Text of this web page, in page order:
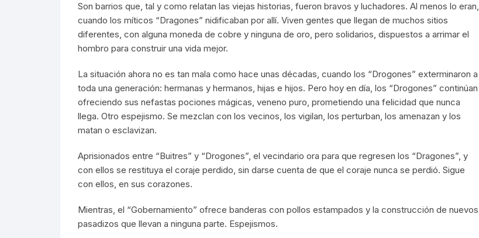
Son barrios que, tal y como relatan las viejas historias, fueron bravos y luchadores. Al menos lo eran,
cuando los míticos “Dragones” nidificaban por allí. Viven gentes que llegan de muchos sitios
diferentes, con alguna moneda de cobre y ninguna de oro, pero solidarios, dispuestos a arrimar el
hombro para construir una vida mejor.
La situación ahora no es tan mala como hace unas décadas, cuando los “Drogones” exterminaron a
toda una generación: hermanas y hermanos, hijas e hijos. Pero hoy en día, los “Drogones” continúan
ofreciendo sus nefastas pociones mágicas, veneno puro, prometiendo una felicidad que nunca
llega. Otro espejismo. Se mezclan con los vecinos, los vigilan, los perturban, los amenazan y los
matan o esclavizan.
Aprisionados entre “Buitres” y “Drogones”, el vecindario ora para que regresen los “Dragones”, y
con ellos se restituya el coraje perdido, sin darse cuenta de que el coraje nunca se perdió. Sigue
con ellos, en sus corazones.
Mientras, el “Gobernamiento” ofrece banderas con pollos estampados y la construcción de nuevos
pasadizos que llevan a ninguna parte. Espejismos.